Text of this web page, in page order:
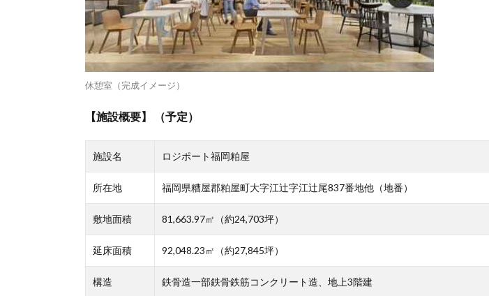
休憩室（完成イメージ）
【施設概要】 （予定）
施設名 ロジポート福岡粕屋
所在地 福岡県糟屋郡粕屋町大字江辻字江辻尾837番地他（地番）
敷地面積 81,663.97㎡（約24,703坪）
延床面積 92,048.23㎡（約27,845坪）
構造 鉄骨造一部鉄骨鉄筋コンクリート造、地上3階建